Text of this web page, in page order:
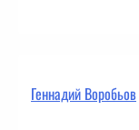
Геннадий Воробьов